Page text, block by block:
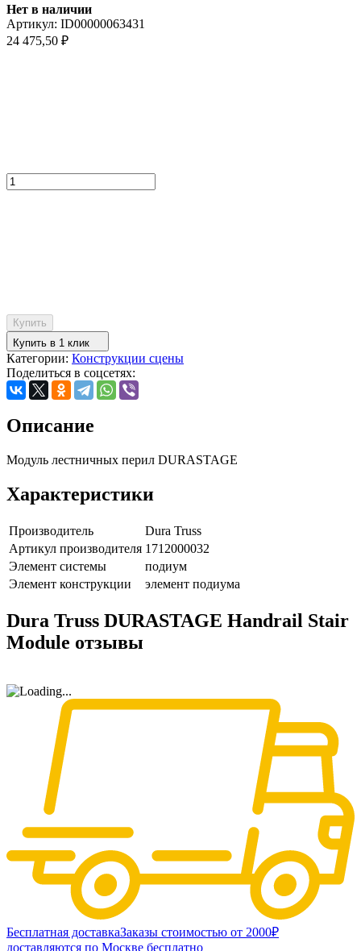
Нет в наличии
Артикул: ID00000063431
24 475,50 ₽
Купить
Купить в 1 клик
Категории: Конструкции сцены
Поделиться в соцсетях:
Описание
Модуль лестничных перил DURASTAGE
Характеристики
Производитель
Dura Truss
Артикул производителя 1712000032
Элемент системы
подиум
Элемент конструкции
элемент подиума
Dura Truss DURASTAGE Handrail Stair
Module отзывы
Бесплатная доставкаЗаказы стоимостью от 2000₽
доставляются по Москве бесплатно